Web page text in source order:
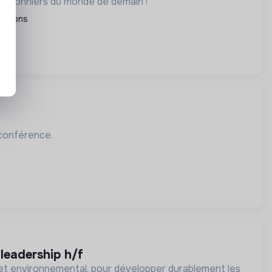
leadership h/f
environnemental, pour développer durablement les